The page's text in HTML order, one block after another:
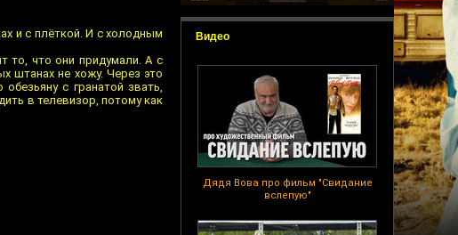
Видео
Дядя Вова про фильм "Свидание
вслепую"
и с плёткой. И с холодным
то, что они придумали. А с
штанах не хожу. Через это
с гранатой звать,
в телевизор, потому как